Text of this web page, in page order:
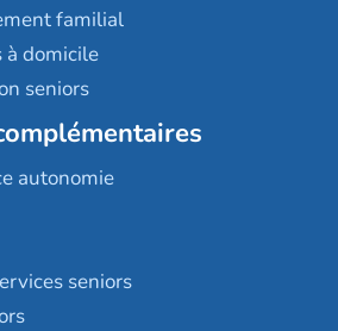
familial
à domicile
seniors
autonomie
seniors